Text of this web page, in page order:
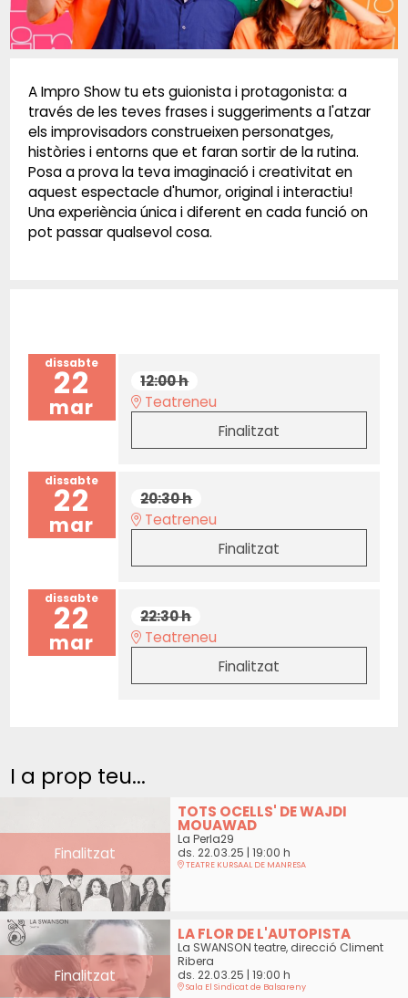
A Impro Show tu ets guionista i protagonista: a
través de les teves frases i suggeriments a l'atzar
els improvisadors construeixen personatges,
històries i entorns que et faran sortir de la rutina.
Posa a prova la teva imaginació i creativitat en
aquest espectacle d'humor, original i interactiu!
Una experiència única i diferent en cada funció on
pot passar qualsevol cosa.
dissabte
22
mar
12:00 h
Teatreneu
Finalitzat
dissabte
22
mar
20:30 h
Teatreneu
Finalitzat
dissabte
22
mar
22:30 h
Teatreneu
Finalitzat
I a prop teu...
Finalitzat
TOTS OCELLS' DE WAJDI
MOUAWAD
La Perla29
ds. 22.03.25 | 19:00 h
TEATRE KURSAAL DE MANRESA
Finalitzat
LA FLOR DE L'AUTOPISTA
La SWANSON teatre, direcció Climent
Ribera
ds. 22.03.25 | 19:00 h
Sala El Sindicat de Balsareny